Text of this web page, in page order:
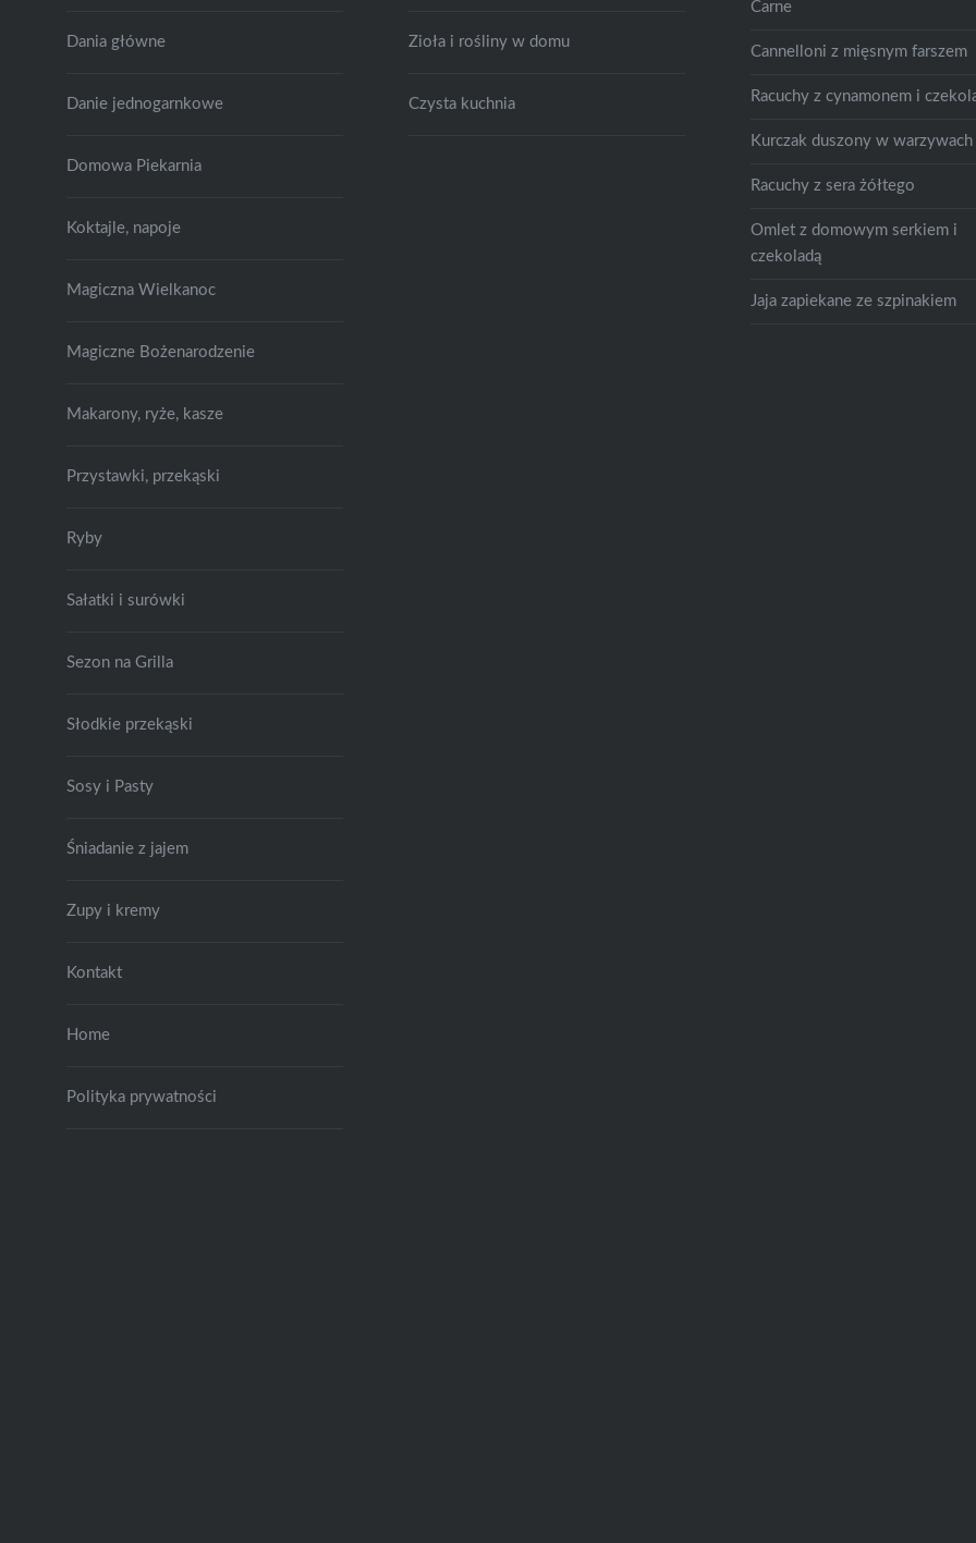
Dania główne
Danie jednogarnkowe
Domowa Piekarnia
Koktajle, napoje
Magiczna Wielkanoc
Magiczne Bożenarodzenie
Makarony, ryże, kasze
Przystawki, przekąski
Ryby
Sałatki i surówki
Sezon na Grilla
Słodkie przekąski
Sosy i Pasty
Śniadanie z jajem
Zupy i kremy
Kontakt
Home
Polityka prywatności
Zioła i rośliny w domu
Czysta kuchnia
Carne
Cannelloni z mięsnym farszem
Racuchy z cynamonem i
Kurczak duszony w warzywach
Racuchy z sera żółtego
Omlet z domowym serkiem i
czekoladą
Jaja zapiekane ze szpinakiem